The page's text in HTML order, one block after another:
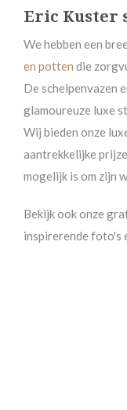
Eric Kuster
We hebben een
en potten die
De schelpenvazen
glamoureuze luxe
Wij bieden onze
aantrekkelijke
mogelijk is om zijn
Bekijk ook onze
inspirerende foto's